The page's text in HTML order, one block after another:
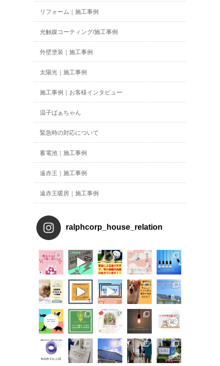
リフォーム｜施工事例
光触媒コーティング/施工事例
外壁塗装｜施工事例
太陽光｜施工事例
施工事例｜お客様インタビュー
温子ばぁちゃん
緊急時の対応について
蓄電池｜施工事例
遠赤王｜施工事例
遠赤王暖房｜施工事例
ralphcorp_house_relation